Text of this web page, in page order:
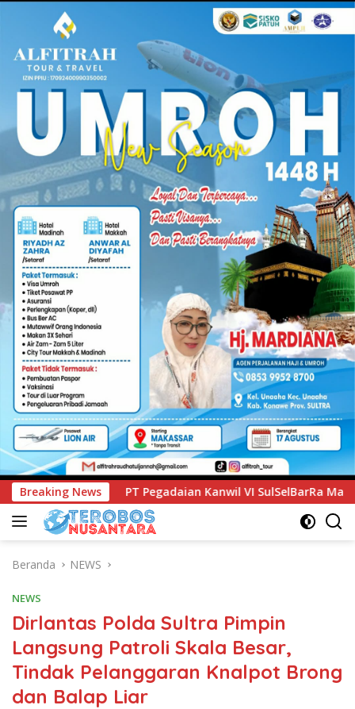
Breaking News
Kanwil VI SulSelBarRa Maluku Luncurkan Program PANDE
Beranda NEWS
NEWS
Dirlantas Polda Sultra Pimpin
Langsung Patroli Skala Besar,
Tindak Pelanggaran Knalpot Brong
dan Balap Liar